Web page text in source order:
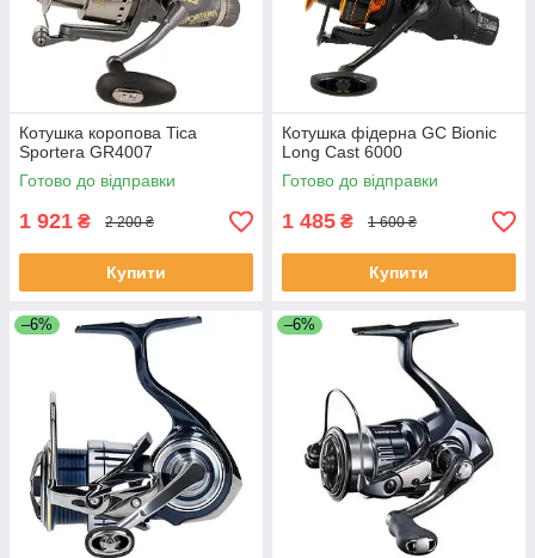
Котушка коропова Tica
Sportera GR4007
Готово до відправки
1 921 ₴ 2 200 ₴
Купити
Котушка фідерна GC Bionic
Long Cast 6000
Готово до відправки
1 485 ₴ 1 600 ₴
Купити
–6% –6%